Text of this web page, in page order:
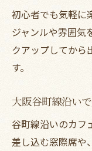
初心者でも気軽に
ジャンルや雰囲気
クアップしてから
す。
大阪谷町線沿い
谷町線沿いのカフ
差し込む窓際席や